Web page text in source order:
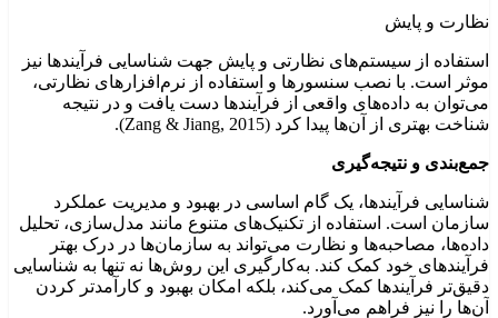
نظارت و پایش
استفاده از سیستم‌های نظارتی و پایش جهت شناسایی فرآیندها نیز
موثر است. با نصب سنسورها و استفاده از نرم‌افزارهای نظارتی،
می‌توان به داده‌های واقعی از فرآیندها دست یافت و در نتیجه
شناخت بهتری از آن‌ها پیدا کرد (Zang & Jiang, 2015).
جمع‌بندی و نتیجه‌گیری
شناسایی فرآیندها، یک گام اساسی در بهبود و مدیریت عملکرد
سازمان است. استفاده از تکنیک‌های متنوع مانند مدل‌سازی، تحلیل
داده‌ها، مصاحبه‌ها و نظارت می‌تواند به سازمان‌ها در درک بهتر
فرآیندهای خود کمک کند. به‌کارگیری این روش‌ها نه تنها به شناسایی
دقیق‌تر فرآیندها کمک می‌کند، بلکه امکان بهبود و کارآمدتر کردن
آن‌ها را نیز فراهم می‌آورد.